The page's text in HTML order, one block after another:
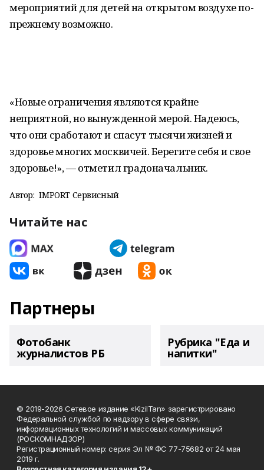
мероприятий для детей на открытом воздухе по-
прежнему возможно.
«Новые ограничения являются крайне
неприятной, но вынужденной мерой. Надеюсь,
что они сработают и спасут тысячи жизней и
здоровье многих москвичей. Берегите себя и свое
здоровье!», — отметил градоначальник.
Автор: IMPORT Сервисный
Читайте нас
Партнеры
Фотобанк
журналистов РБ
Рубрика "Еда и
напитки"
© 2019-2026 Сетевое издание «KizilTan» зарегистрировано
Федеральной службой по надзору в сфере связи,
информационных технологий и массовых коммуникаций
(РОСКОМНАДЗОР)
Регистрационный номер: серия Эл № ФС 77-75682 от 24 мая
2019 г.